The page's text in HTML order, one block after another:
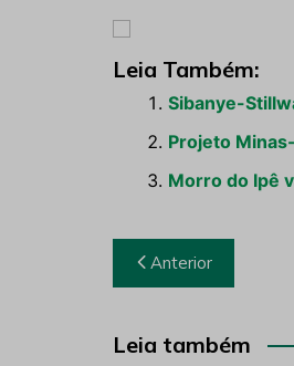
Leia Também:
Sibanye-
Projeto
Morro do Ipê
Navegação
de
Post
Anterior
Leia também